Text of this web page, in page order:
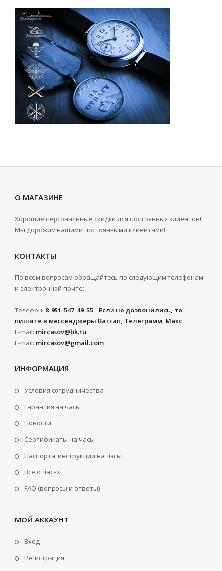
О МАГАЗИНЕ
Хорошие персональные скидки для постоянных клиентов!
Мы дорожим нашими постоянными клиентами!
КОНТАКТЫ
По всем вопросам обращайтесь по следующим телефонам
и электронной почте:
Телефон: 8-951-547-49-55 - Если не дозвонились, то
пишите в мессенджеры Ватсап, Телеграмм, Макс
E-mail: mircasov@bk.ru
E-mail: mircasov@gmail.com
ИНФОРМАЦИЯ
Условия сотрудничества
Гарантия на часы
Новости
Сертификаты на часы
Паспорта, инструкции на часы
Всё о часах
FAQ (вопросы и ответы)
МОЙ АККАУНТ
Вход
Регистрация